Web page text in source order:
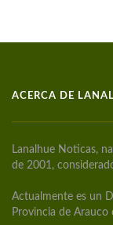
ACERCA DE
Lanalhue Noticas,
de 2001,
Actualmente es un
Provincia de Arauco